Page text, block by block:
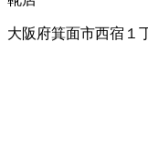
大阪府箕面市西宿１